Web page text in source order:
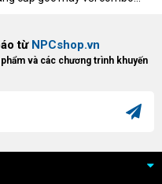
ghế Gaming cao cấp nhất,
sẽ nhận ngay quà tặng trị giá
từ NPCshop.vn
và các chương trình khuyến